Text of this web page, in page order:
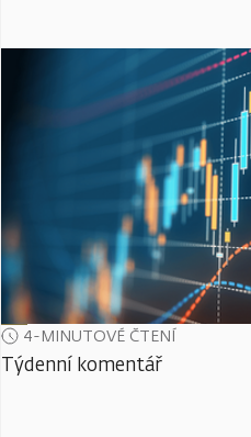
4-MINUTOVÉ ČTENÍ
Týdenní komentář